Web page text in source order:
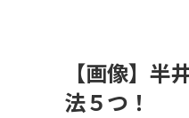
【画像】
法５つ！